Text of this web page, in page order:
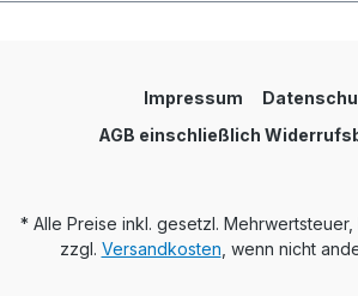
Impressum
AGB einschließlich
* Alle Preise inkl. gesetzl.
zzgl. Versandkosten , wenn nicht